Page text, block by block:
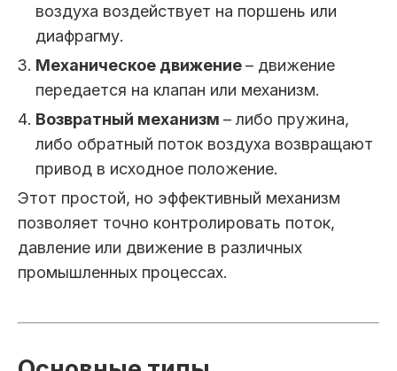
воздуха воздействует на поршень или
диафрагму.
Механическое движение– движение
передается на клапан или механизм.
Возвратный механизм – либо пружина,
либо обратный поток воздуха возвращают
привод в исходное положение.
Этот простой, но эффективный механизм
позволяет точно контролировать поток,
давление или движение в различных
промышленных процессах.